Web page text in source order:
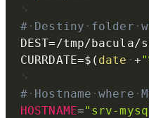
# Destiny folder
DEST=/tmp/bacula/
CURRDATE=$( date +
# Hostname where
HOSTNAME="srv-